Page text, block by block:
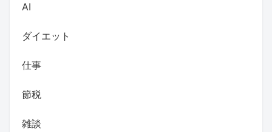
AI
ダイエット
仕事
節税
雑談